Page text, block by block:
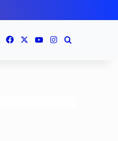
FacebookYouTubeInstagram